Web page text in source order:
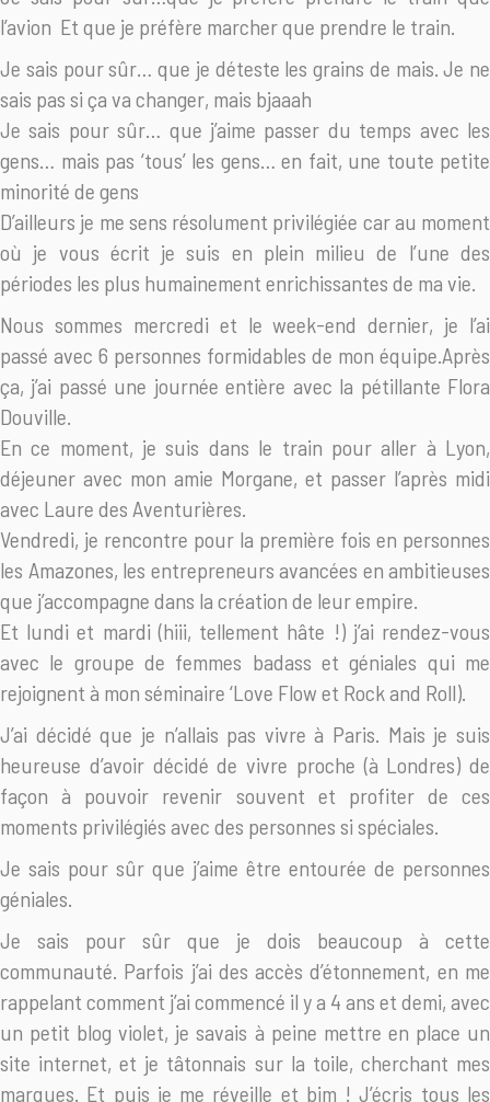
l’avion Et que je préfère marcher que prendre le train.
Je sais pour sûr… que je déteste les grains de mais. Je ne
sais pas si ça va changer, mais bjaaah
Je sais pour sûr… que j’aime passer du temps avec les
gens… mais pas ‘tous’ les gens… en fait, une toute petite
minorité de gens
D’ailleurs je me sens résolument privilégiée car au moment
où je vous écrit je suis en plein milieu de l’une des
périodes les plus humainement enrichissantes de ma vie.
Nous sommes mercredi et le week-end dernier, je l’ai
passé avec 6 personnes formidables de mon équipe.Après
ça, j’ai passé une journée entière avec la pétillante Flora
Douville.
En ce moment, je suis dans le train pour aller à Lyon,
déjeuner avec mon amie Morgane, et passer l’après midi
avec Laure des Aventurières.
Vendredi, je rencontre pour la première fois en personnes
les Amazones, les entrepreneurs avancées en ambitieuses
que j’accompagne dans la création de leur empire.
Et lundi et mardi (hiii, tellement hâte !) j’ai rendez-vous
avec le groupe de femmes badass et géniales qui me
rejoignent à mon séminaire ‘Love Flow et Rock and Roll).
J’ai décidé que je n’allais pas vivre à Paris. Mais je suis
heureuse d’avoir décidé de vivre proche (à Londres) de
façon à pouvoir revenir souvent et profiter de ces
moments privilégiés avec des personnes si spéciales.
Je sais pour sûr que j’aime être entourée de personnes
géniales.
Je sais pour sûr que je dois beaucoup à cette
communauté. Parfois j’ai des accès d’étonnement, en me
rappelant comment j’ai commencé il y a 4 ans et demi, avec
un petit blog violet, je savais à peine mettre en place un
site internet, et je tâtonnais sur la toile, cherchant mes
marques. Et puis je me réveille et bim ! J’écris tous les